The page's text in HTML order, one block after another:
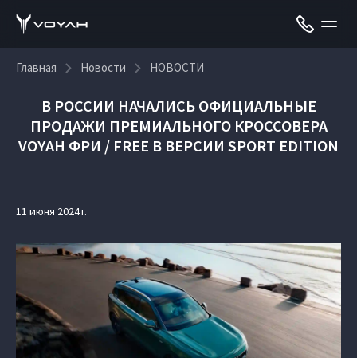
Главная Новости НОВОСТИ
В РОССИИ НАЧАЛИСЬ ОФИЦИАЛЬНЫЕ
ПРОДАЖИ ПРЕМИАЛЬНОГО КРОССОВЕРА
VOYAH ФРИ / FREE В ВЕРСИИ SPORT EDITION
11 июня 2024 г.